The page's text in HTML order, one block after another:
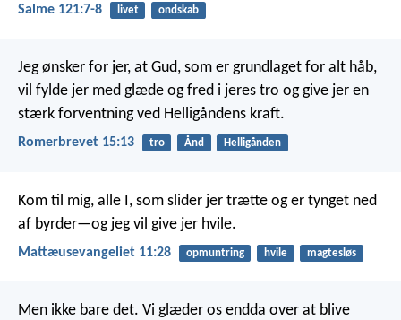
Salme 121:7-8 livet ondskab
Jeg ønsker for jer, at Gud, som er grundlaget for alt håb,
vil fylde jer med glæde og fred i jeres tro og give jer en
stærk forventning ved Helligåndens kraft.
Romerbrevet 15:13 tro Ånd Helligånden
Kom til mig, alle I, som slider jer trætte og er tynget ned
af byrder—og jeg vil give jer hvile.
Mattæusevangeliet 11:28 opmuntring hvile magtesløs
Men ikke bare det. Vi glæder os endda over at blive